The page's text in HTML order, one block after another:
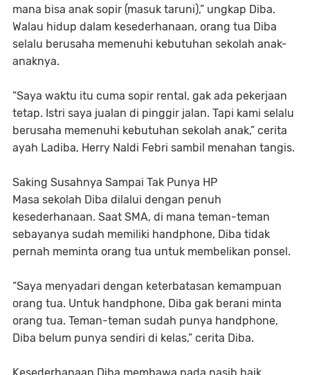
mana bisa anak sopir (masuk taruni),” ungkap Diba.
Walau hidup dalam kesederhanaan, orang tua Diba
selalu berusaha memenuhi kebutuhan sekolah anak-
anaknya.
“Saya waktu itu cuma sopir rental, gak ada pekerjaan
tetap. Istri saya jualan di pinggir jalan. Tapi kami selalu
berusaha memenuhi kebutuhan sekolah anak,” cerita
ayah Ladiba, Herry Naldi Febri sambil menahan tangis.
Saking Susahnya Sampai Tak Punya HP
Masa sekolah Diba dilalui dengan penuh
kesederhanaan. Saat SMA, di mana teman-teman
sebayanya sudah memiliki handphone, Diba tidak
pernah meminta orang tua untuk membelikan ponsel.
“Saya menyadari dengan keterbatasan kemampuan
orang tua. Untuk handphone, Diba gak berani minta
orang tua. Teman-teman sudah punya handphone,
Diba belum punya sendiri di kelas,” cerita Diba.
Kesederhanaan Diba membawa pada nasib baik.